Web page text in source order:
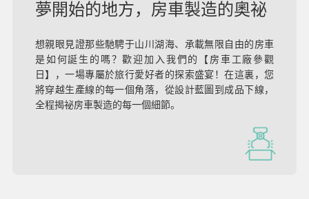
夢開始的地方，房車製造的奧祕
想親眼見證那些馳騁于山川湖海、承載無限自由的房車
是如何誕生的嗎？歡迎加入我們的【房車工廠參觀
日】，一場專屬於旅行愛好者的探索盛宴！在這裏，您
將穿越生產線的每一個角落，從設計藍圖到成品下線，
全程揭祕房車製造的每一個細節。